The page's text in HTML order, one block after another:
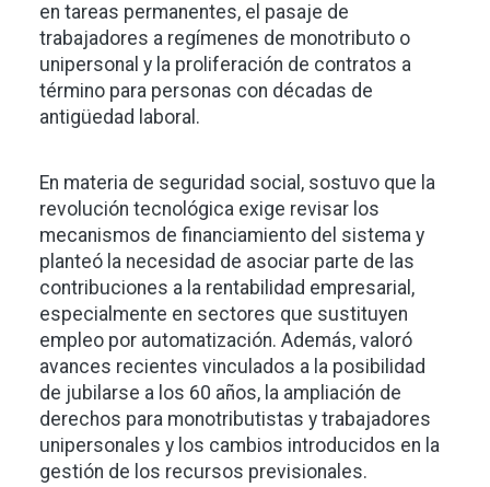
en tareas permanentes, el pasaje de
trabajadores a regímenes de monotributo o
unipersonal y la proliferación de contratos a
término para personas con décadas de
antigüedad laboral.
En materia de seguridad social, sostuvo que la
revolución tecnológica exige revisar los
mecanismos de financiamiento del sistema y
planteó la necesidad de asociar parte de las
contribuciones a la rentabilidad empresarial,
especialmente en sectores que sustituyen
empleo por automatización. Además, valoró
avances recientes vinculados a la posibilidad
de jubilarse a los 60 años, la ampliación de
derechos para monotributistas y trabajadores
unipersonales y los cambios introducidos en la
gestión de los recursos previsionales.